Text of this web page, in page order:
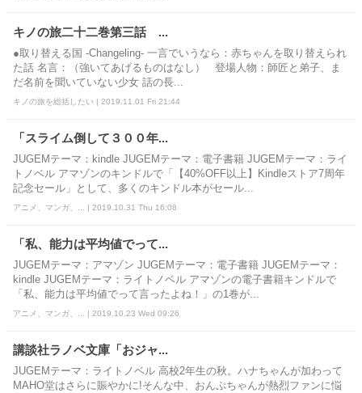
キノの旅二十二巻第三話 ...
●取り替える国 -Changeling- 一言でいうなら：赤ちゃんを取り替えられ
た話 名言：（強いてあげるものはなし） 登場人物：師匠と弟子、ま
だ名前を聞いていない少女 話の長...
キノの旅を総括したい | 2019.11.01 Fri 21:44
「スライム倒して３００年...
JUGEMテーマ：kindle JUGEMテーマ：電子書籍 JUGEMテーマ：ライ
トノベル アマゾンのキンドルで「【40%OFF以上】Kindleストア7周年
記念セール」として、多くのキンドル本がセール...
アニメ、マンガ、... | 2019.10.31 Thu 16:08
「私、能力は平均値でって...
JUGEMテーマ：アマゾン JUGEMテーマ：電子書籍 JUGEMテーマ：
kindle JUGEMテーマ：ライトノベル アマゾンの電子書籍キンドルで
「私、能力は平均値でって言ったよね！」の1巻が...
アニメ、マンガ、... | 2019.10.23 Wed 09:26
講談社ラノベ文庫「おジャ...
JUGEMテーマ：ライトノベル 高校2年生の秋。ハナちゃんが加わって
MAHO堂はさらに賑やかに!そんな中、おんぷちゃんが熱烈ファンに悩